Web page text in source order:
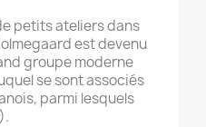
petits ateliers dans
est devenu
groupe moderne
se sont associés
parmi lesquels